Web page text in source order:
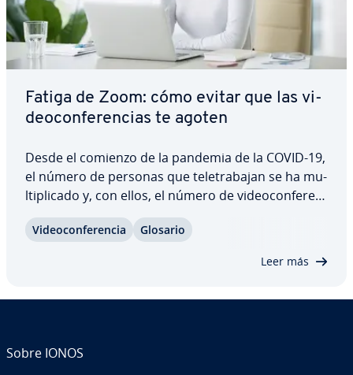
Fatiga de Zoom: cómo evitar que las vi­
deo­co­n­fe­re­n­cias te agoten
Desde el comienzo de la pandemia de la COVID-19,
el número de personas que te­le­tra­ba­jan se ha mu­
l­ti­pli­ca­do y, con ellos, el número de vi­deo­co­n­fe­re­n­
embargo un in­co­n­ve­nie­n­te: cansan rá­pi­da­me­n­te a
Vi­deo­co­n­fe­re­n­cia Glosario
Leer más
Sobre IONOS